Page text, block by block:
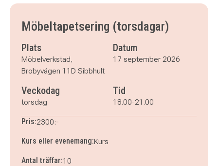
torsdag 1 oktober 2026
klockan 18.00–21.00
torsdag 8 oktober 2026klockan 18.00–21.00
torsdag 15 oktober 2026
klockan 18.00–21.00
torsdag 22 oktober 2026
klockan 18.00–21.00
torsdag 29 oktober 2026
klockan 18.00–21.00
torsdag 5 november 2026
torsdag 12 november 2026klockan 18.00–21.00
torsdag 19 november 2026klockan 18.00–21.00
Möbeltapetsering (torsdagar)
Plats
Möbelverkstad,
Brobyvägen 11D Sibbhult
Datum
17 september 2026
Veckodag
torsdag
Tid
18.00-21.00
Pris:2300:-
Kurs eller evenemang:Kurs
Antal träffar:10